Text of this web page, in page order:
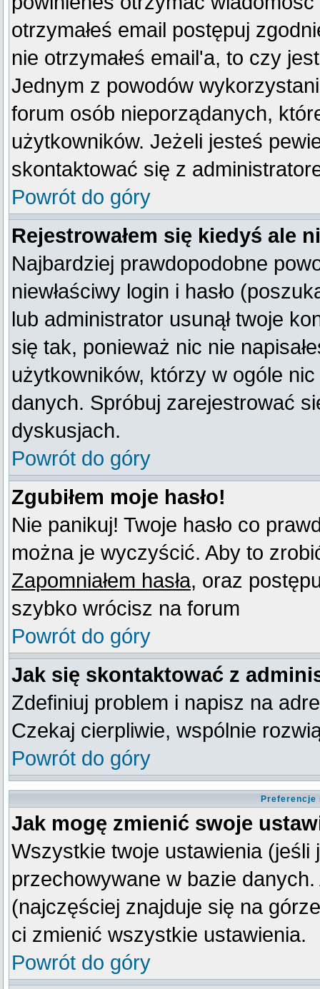
otrzymałeś email postępuj
nie otrzymałeś email'a, to czy
Jednym z powodów
forum osób nieporządanych,
użytkowników. Jeżeli jesteś
skontaktować się z
Powrót do góry
Rejestrowałem się kiedyś ale
Najbardziej prawdopodobne
niewłaściwy login i hasło
lub administrator usunął twoje
się tak, ponieważ nic nie
użytkowników, którzy w ogóle
danych. Spróbuj zarejestrować
dyskusjach.
Powrót do góry
Zgubiłem moje hasło!
Nie panikuj! Twoje hasło co
można je wyczyścić. Aby to
Zapomniałem hasła, oraz
szybko wrócisz na forum
Powrót do góry
Jak się skontaktować z
Zdefiniuj problem i napisz na
Czekaj cierpliwie, wspólnie
Powrót do góry
Preferencje
Jak mogę zmienić swoje
Wszystkie twoje ustawienia
przechowywane w bazie
(najczęściej znajduje się na
ci zmienić wszystkie ustawienia.
Powrót do góry